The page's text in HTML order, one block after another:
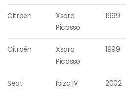
Citroën
Xsara
Picasso
1999
Citroën
Xsara
Picasso
1999
Seat Ibiza IV 2002